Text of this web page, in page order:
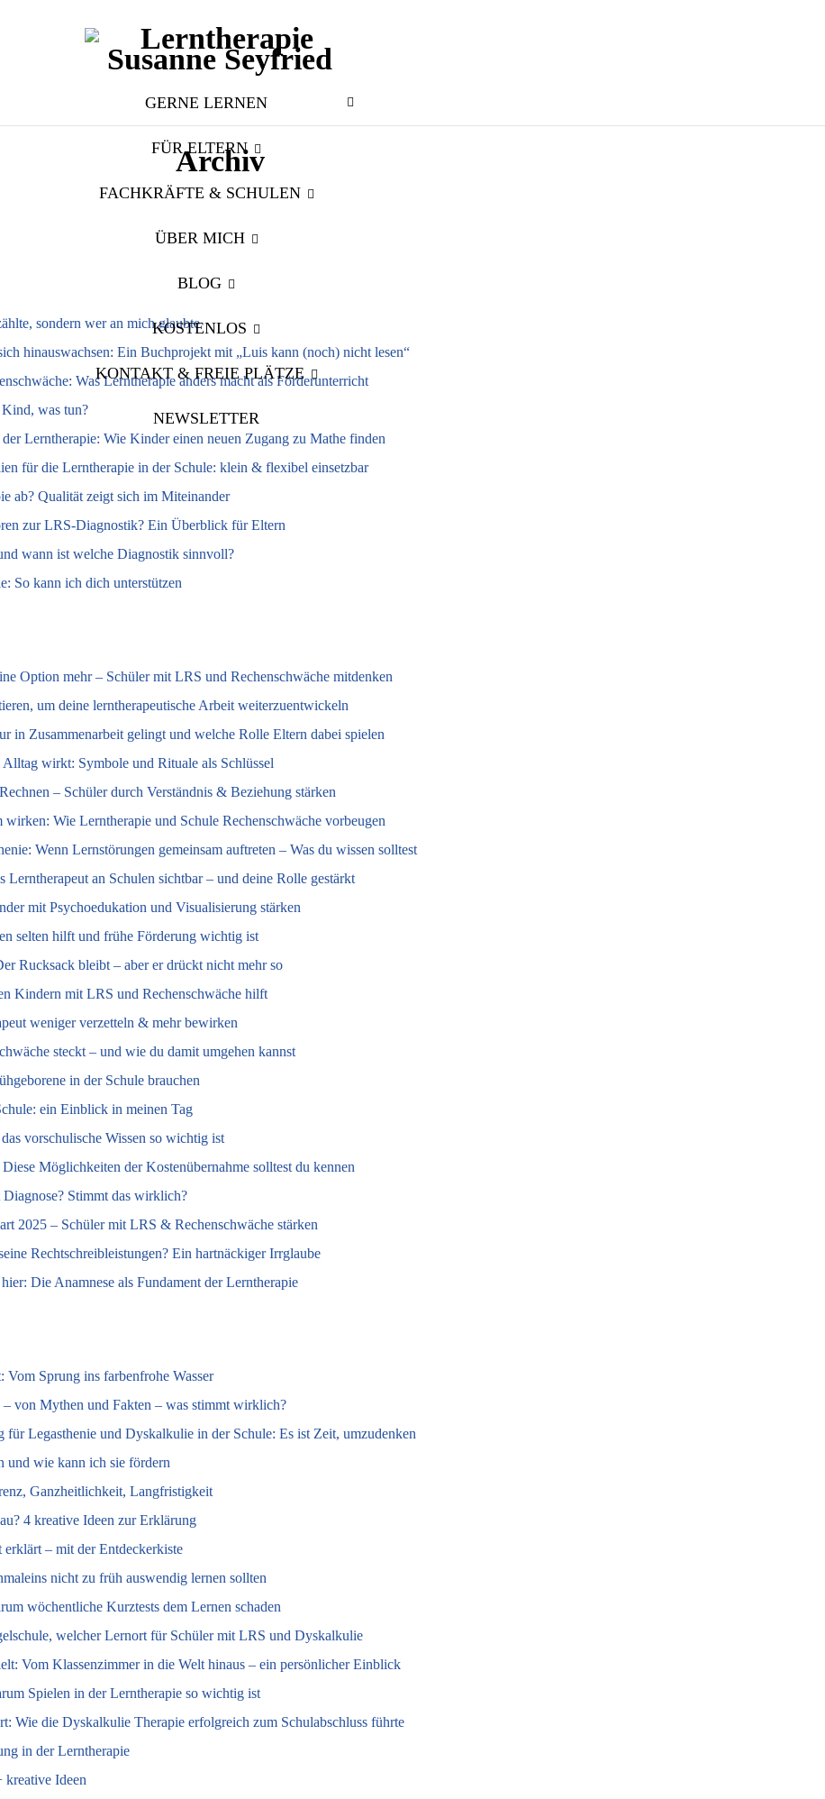
GERNE LERNEN
FÜR ELTERN
FACHKRÄFTE & SCHULEN
ÜBER MICH
BLOG
KOSTENLOS
KONTAKT & FREIE PLÄTZE
NEWSLETTER
Archiv
sondern wer an mich glaubte
hinauswachsen: Ein Buchprojekt mit „Luis kann (noch) nicht lesen“
Was Lerntherapie anders macht als Förderunterricht
was tun?
Lerntherapie: Wie Kinder einen neuen Zugang zu Mathe finden
für die Lerntherapie in der Schule: klein & flexibel einsetzbar
ab? Qualität zeigt sich im Miteinander
zur LRS-Diagnostik? Ein Überblick für Eltern
wann ist welche Diagnostik sinnvoll?
So kann ich dich unterstützen
Option mehr – Schüler mit LRS und Rechenschwäche mitdenken
um deine lerntherapeutische Arbeit weiterzuentwickeln
in Zusammenarbeit gelingt und welche Rolle Eltern dabei spielen
wirkt: Symbole und Rituale als Schlüssel
– Schüler durch Verständnis & Beziehung stärken
wirken: Wie Lerntherapie und Schule Rechenschwäche vorbeugen
Wenn Lernstörungen gemeinsam auftreten – Was du wissen solltest
Lerntherapeut an Schulen sichtbar – und deine Rolle gestärkt
mit Psychoedukation und Visualisierung stärken
selten hilft und frühe Förderung wichtig ist
Rucksack bleibt – aber er drückt nicht mehr so
Kindern mit LRS und Rechenschwäche hilft
weniger verzetteln & mehr bewirken
steckt – und wie du damit umgehen kannst
in der Schule brauchen
ein Einblick in meinen Tag
vorschulische Wissen so wichtig ist
Möglichkeiten der Kostenübernahme solltest du kennen
Stimmt das wirklich?
2025 – Schüler mit LRS & Rechenschwäche stärken
Rechtschreibleistungen? Ein hartnäckiger Irrglaube
Die Anamnese als Fundament der Lerntherapie
Sprung ins farbenfrohe Wasser
von Mythen und Fakten – was stimmt wirklich?
für Legasthenie und Dyskalkulie in der Schule: Es ist Zeit, umzudenken
und wie kann ich sie fördern
Ganzheitlichkeit, Langfristigkeit
4 kreative Ideen zur Erklärung
– mit der Entdeckerkiste
nicht zu früh auswendig lernen sollten
wöchentliche Kurztests dem Lernen schaden
welcher Lernort für Schüler mit LRS und Dyskalkulie
Vom Klassenzimmer in die Welt hinaus – ein persönlicher Einblick
Spielen in der Lerntherapie so wichtig ist
Wie die Dyskalkulie Therapie erfolgreich zum Schulabschluss führte
in der Lerntherapie
kreative Ideen